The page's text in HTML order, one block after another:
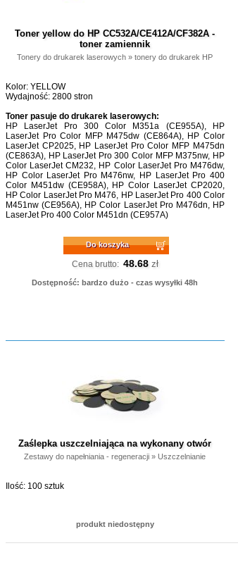
Toner yellow do HP CC532A/CE412A/CF382A -
toner zamiennik
Tonery do drukarek laserowych »tonery do drukarek HP
Kolor: YELLOW
Wydajność: 2800 stron
Toner pasuje do drukarek laserowych:
HP LaserJet Pro 300 Color M351a (CE955A), HP
LaserJet Pro Color MFP M475dw (CE864A), HP Color
LaserJet CP2025, HP LaserJet Pro Color MFP M475dn
(CE863A), HP LaserJet Pro 300 Color MFP M375nw, HP
Color LaserJet CM232, HP Color LaserJet Pro M476dw,
HP Color LaserJet Pro M476nw, HP LaserJet Pro 400
Color M451dw (CE958A), HP Color LaserJet CP2020,
HP Color LaserJet Pro M476, HP LaserJet Pro 400 Color
M451nw (CE956A), HP Color LaserJet Pro M476dn, HP
LaserJet Pro 400 Color M451dn (CE957A)
Do koszyka
Cena brutto: 48.68 zł
Dostępność: bardzo dużo - czas wysyłki 48h
Zaślepka uszczelniająca na wykonany otwór
Zestawy do napełniania - regeneracji »Uszczelnianie
Ilość: 100 sztuk
produkt niedostępny